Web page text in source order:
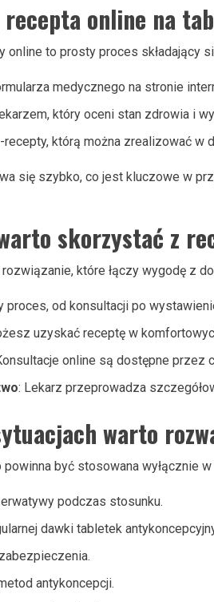
recepta online na
online to prosty proces składający
medycznego na stronie
który oceni stan zdrowia i
którą można zrealizować w
się szybko, co jest kluczowe w
skorzystać z
rozwiązanie, które łączy wygodę z
proces, od konsultacji po
uzyskać receptę w
online są dostępne przez
: Lekarz przeprowadza
warto
być stosowana wyłącznie w
podczas stosunku.
dawki tabletek
antykoncepcji.